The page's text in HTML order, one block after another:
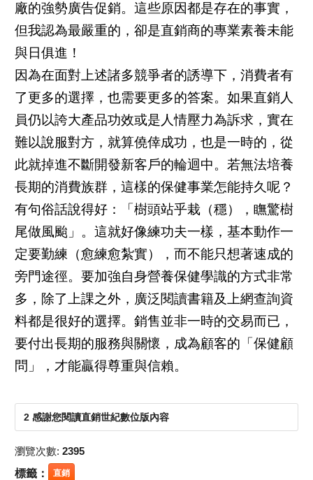
廠的強勢廣告促銷。這些原因都是存在的事實，
但我認為最嚴重的，卻是直銷商的專業素養未能
與日俱進！
因為在面對上述諸多競爭者的誘導下，消費者有
了更多的選擇，也需要更多的答案。如果直銷人
員仍以誇大產品功效或是人情壓力為訴求，實在
難以說服對方，就算僥倖成功，也是一時的，從
此就掉進不斷開發新客戶的輪迴中。若無法培養
長期的消費族群，這樣的保健事業怎能持久呢？
有句俗話說得好：「樹頭站乎栽（穩），瞴驚樹
尾做風颱」。這就好像練功夫一樣，基本動作一
定要勤練（愈練愈紮實），而不能只想著速成的
旁門途徑。要加強自身營養保健學識的方式非常
多，除了上課之外，廣泛閱讀書籍及上網查詢資
料都是很好的選擇。銷售並非一時的交易而已，
要付出長期的服務與關懷，成為顧客的「保健顧
問」，才能贏得尊重與信賴。
2 感謝您閱讀直銷世紀數位版內容
瀏覽次數: 2395
標籤： 直銷